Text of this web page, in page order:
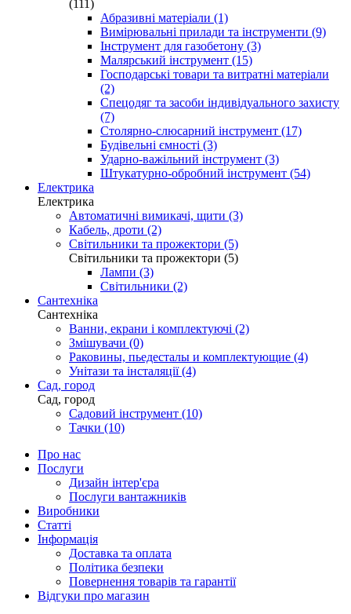
(111)
Абразивні матеріали (1)
Вимірювальні прилади та інструменти (9)
Інструмент для газобетону (3)
Малярський інструмент (15)
Господарські товари та витратні матеріали
(2)
Спецодяг та засоби індивідуального захисту
(7)
Столярно-слюсарний інструмент (17)
Будівельні ємності (3)
Ударно-важільний інструмент (3)
Штукатурно-обробний інструмент (54)
Електрика
Електрика
Автоматичні вимикачі, щити (3)
Кабель, дроти (2)
Світильники та прожектори (5)
Світильники та прожектори (5)
Лампи (3)
Світильники (2)
Сантехніка
Сантехніка
Ванни, екрани і комплектуючі (2)
Змішувачи (0)
Раковины, пьедесталы и комплектующие (4)
Унітази та інсталяції (4)
Сад, город
Сад, город
Садовий інструмент (10)
Тачки (10)
Про нас
Послуги
Дизайн інтер'єра
Послуги вантажників
Виробники
Статті
Інформація
Доставка та оплата
Політика безпеки
Повернення товарів та гарантії
Відгуки про магазин